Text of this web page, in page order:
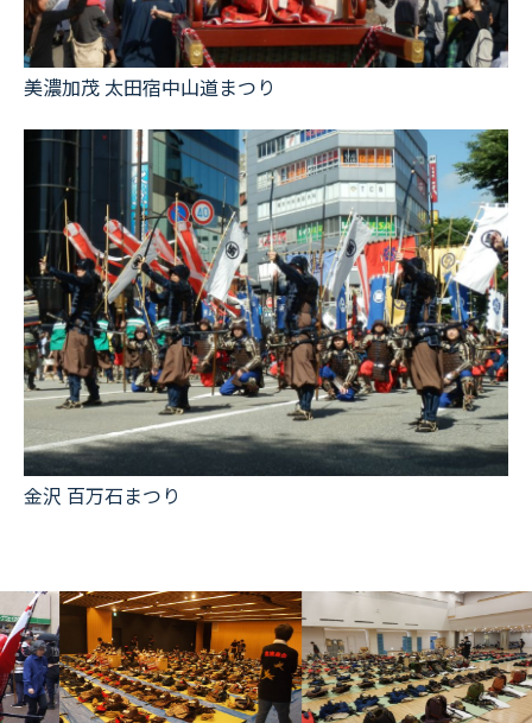
美濃加茂 太田宿中山道まつり
金沢 百万石まつり